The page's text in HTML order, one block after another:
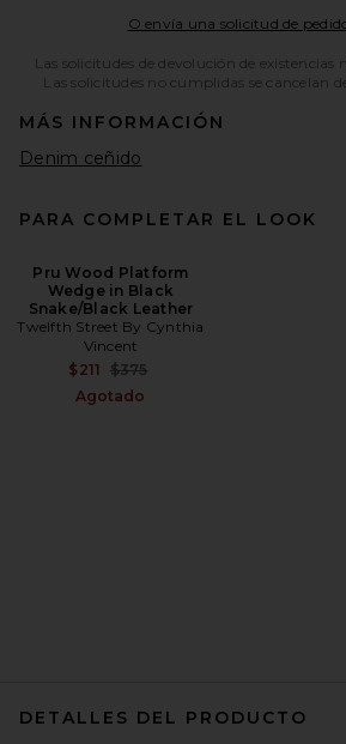
O envía una solicitud de
Las solicitudes de devolución de existencias
Las solicitudes no cumplidas se cancelan
MÁS INFORMACIÓN
Denim ceñido
PARA COMPLETAR EL LOOK
Pru Wood Platform
Wedge in Black
Snake/Black Leather
Twelfth Street By Cynthia
Vincent
$211 Previous price:
$375
Agotado
DETALLES DEL PRODUCTO